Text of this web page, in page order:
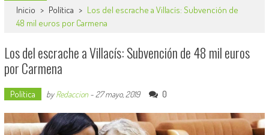
Inicio > Política > Los del escrache a Villacís: Subvención de
48 mil euros por Carmena
Los del escrache a Villacís: Subvención de 48 mil euros
por Carmena
Política byRedaccion- 27 mayo, 2019 0